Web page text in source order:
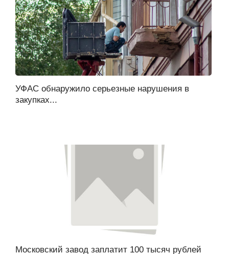
УФАС обнаружило серьезные нарушения в
закупках...
Московский завод заплатит 100 тысяч рублей